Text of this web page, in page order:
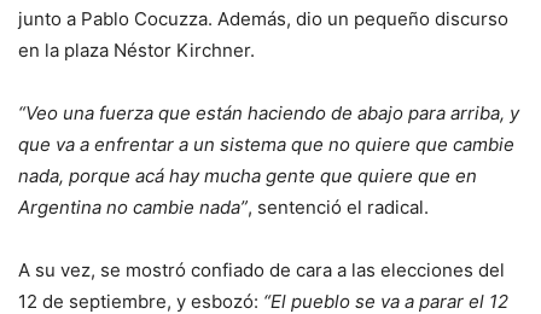
junto a Pablo Cocuzza. Además, dio un pequeño discurso
en la plaza Néstor Kirchner.
“Veo una fuerza que están haciendo de abajo para arriba, y
que va a enfrentar a un sistema que no quiere que cambie
nada, porque acá hay mucha gente que quiere que en
Argentina no cambie nada”, sentenció el radical.
A su vez, se mostró confiado de cara a las elecciones del
12 de septiembre, y esbozó: “El pueblo se va a parar el 12